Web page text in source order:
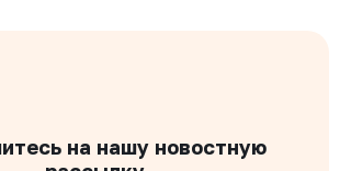
на нашу новостную